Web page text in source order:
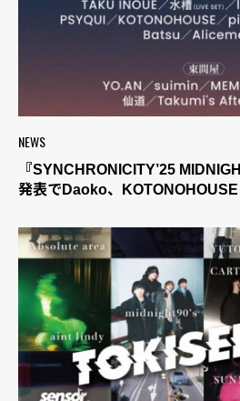
NEWS
『SYNCHRONICITY’25
発表でDaoko、KOTONOHOUSE